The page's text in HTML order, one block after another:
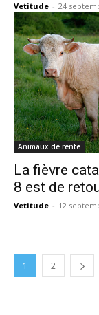
Vetitude - 24
Animaux de rente
La fièvre
8 est de
Vetitude - 12
1 2